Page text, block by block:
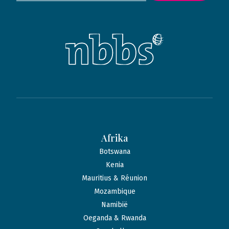
Afrika
Botswana
Kenia
Mauritius & Réunion
Mozambique
Namibië
Oeganda & Rwanda